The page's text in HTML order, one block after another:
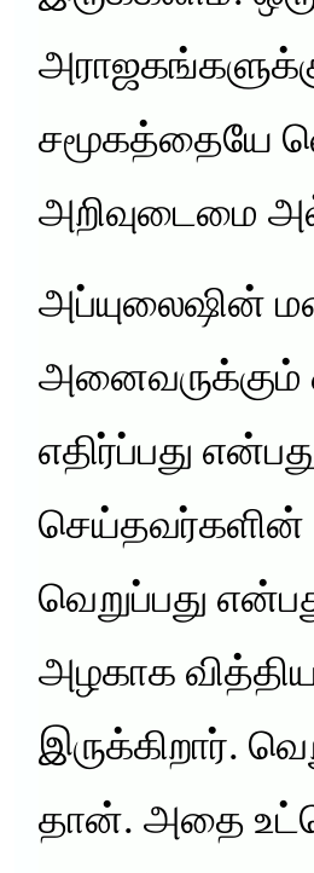
சமூகத்தையே
அறிவுடைமை
அப்யுலைஷின்
அனைவருக்கும்
எதிர்ப்பது
வெறுப்பது
அழகாக
இருக்கிறார்.
தான். அதை